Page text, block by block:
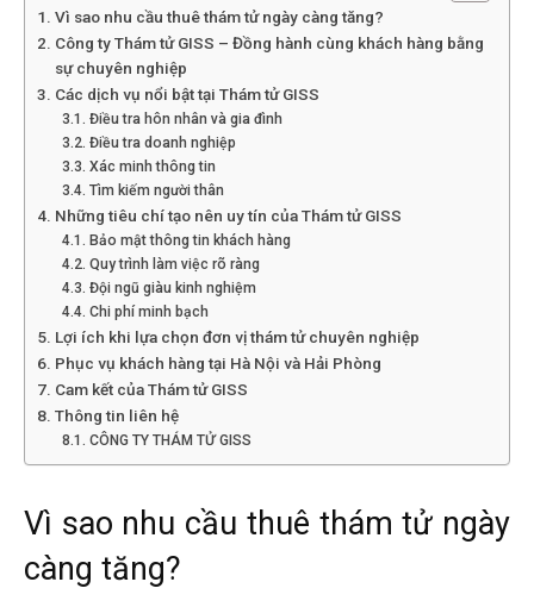
tham
phong,
van
Vì sao nhu cầu thuê thám tử ngày càng tăng?
Công ty Thám tử GISS – Đồng hành cùng khách hàng bằng
sự chuyên nghiệp
Các dịch vụ nổi bật tại Thám tử GISS
Điều tra hôn nhân và gia đình
Điều tra doanh nghiệp
Xác minh thông tin
Tìm kiếm người thân
Những tiêu chí tạo nên uy tín của Thám tử GISS
Bảo mật thông tin khách hàng
Quy trình làm việc rõ ràng
Đội ngũ giàu kinh nghiệm
Chi phí minh bạch
Lợi ích khi lựa chọn đơn vị thám tử chuyên nghiệp
Phục vụ khách hàng tại Hà Nội và Hải Phòng
Cam kết của Thám tử GISS
Thông tin liên hệ
CÔNG TY THÁM TỬ GISS
Vì sao nhu cầu thuê thám tử ngày
càng tăng?